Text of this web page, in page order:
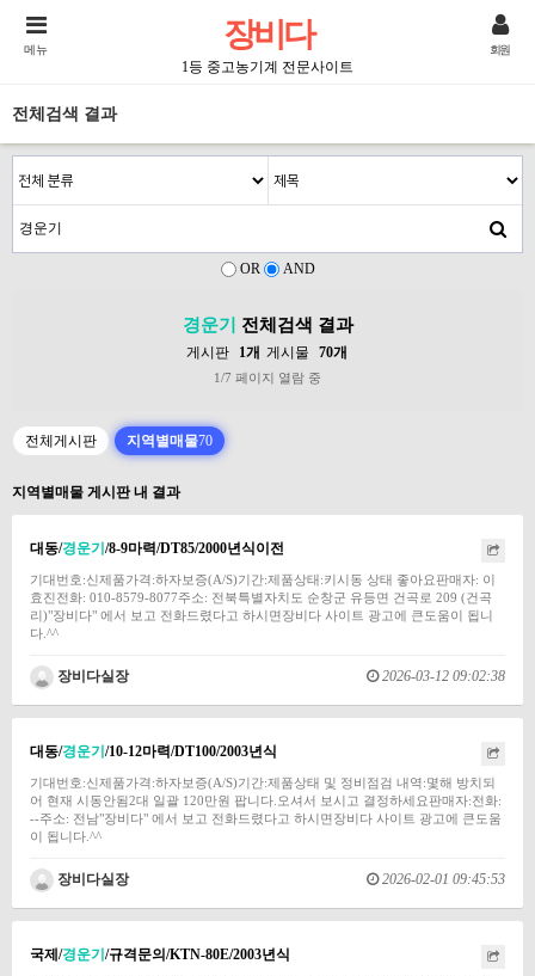
장비다
1등 중고농기계 전문사이트
메뉴 회원
전체검색 결과
OR AND
경운기 전체검색 결과
게시판 1개 게시물 70개
1/7 페이지 열람 중
전체게시판 지역별매물70
지역별매물 게시판 내 결과
대동/경운기/8-9마력/DT85/2000년식이전
기대번호:신제품가격:하자보증(A/S)기간:제품상태:키시동 상태 좋아요판매자: 이
효진전화: 010-8579-8077주소: 전북특별자치도 순창군 유등면 건곡로 209 (건곡
리)"장비다" 에서 보고 전화드렸다고 하시면장비다 사이트 광고에 큰도움이 됩니
다.^^
장비다실장 2026-03-12 09:02:38
대동/경운기/10-12마력/DT100/2003년식
기대번호:신제품가격:하자보증(A/S)기간:제품상태 및 정비점검 내역:몇해 방치되
어 현재 시동안됨2대 일괄 120만원 팝니다.오셔서 보시고 결정하세요판매자:전화:
--주소: 전남"장비다" 에서 보고 전화드렸다고 하시면장비다 사이트 광고에 큰도움
이 됩니다.^^
장비다실장 2026-02-01 09:45:53
국제/경운기/규격문의/KTN-80E/2003년식